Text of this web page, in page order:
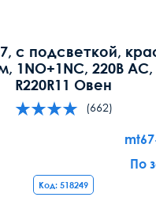
с подсветкой,
1NO+1NC, 220В AC,
R220R11 Овен
(662)
По
Код: 518249